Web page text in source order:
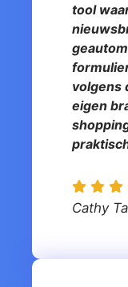
tool
volgens
eigen
Cathy